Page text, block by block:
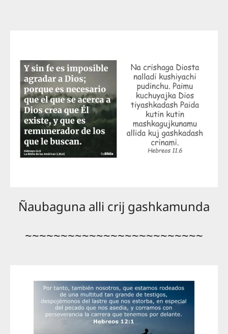
Ñaubaguna alli crij gashkamunda
~~~~~~~~~~~~~~~~~~~~~~~~~